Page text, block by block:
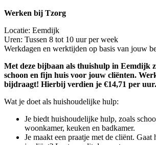
Werken bij Tzorg
Locatie: Eemdijk
Uren: Tussen 8 tot 10 uur per week
Werkdagen en werktijden op basis van jouw
Met deze bijbaan als thuishulp in Eemdijk
schoon en fijn huis voor jouw cliënten.
bijdraagt! Hierbij verdien je €14,71 per uur.
Wat je doet als huishoudelijke hulp:
Je biedt huishoudelijke hulp, zoals
woonkamer, keuken en badkamer.
Je maakt een praatje met de cliënt. Gaat